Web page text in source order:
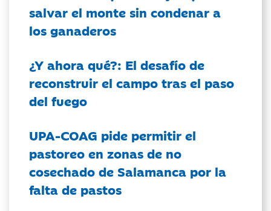
salvar el monte sin condenar a
los ganaderos
¿Y ahora qué?: El desafío de
reconstruir el campo tras el paso
del fuego
UPA-COAG pide permitir el
pastoreo en zonas de no
cosechado de Salamanca por la
falta de pastos